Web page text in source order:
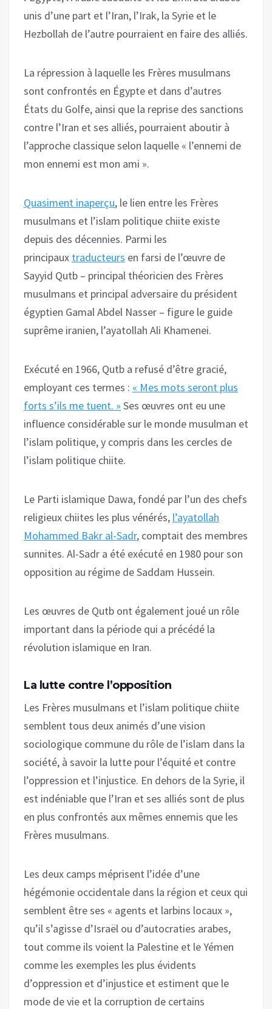
unis d’une part et l’Iran, l’Irak, la Syrie et le
Hezbollah de l’autre pourraient en faire des alliés.
La répression à laquelle les Frères musulmans
sont confrontés en Égypte et dans d’autres
États du Golfe, ainsi que la reprise des sanctions
contre l’Iran et ses alliés, pourraient aboutir à
l’approche classique selon laquelle « l’ennemi de
mon ennemi est mon ami ».
Quasiment inaperçu, le lien entre les Frères
musulmans et l’islam politique chiite existe
depuis des décennies. Parmi les
principaux traducteurs en farsi de l’œuvre de
Sayyid Qutb – principal théoricien des Frères
musulmans et principal adversaire du président
égyptien Gamal Abdel Nasser – figure le guide
suprême iranien, l’ayatollah Ali Khamenei.
Exécuté en 1966, Qutb a refusé d’être gracié,
employant ces termes : « Mes mots seront plus
forts s’ils me tuent. » Ses œuvres ont eu une
influence considérable sur le monde musulman et
l’islam politique, y compris dans les cercles de
l’islam politique chiite.
Le Parti islamique Dawa, fondé par l’un des chefs
religieux chiites les plus vénérés, l’ayatollah
Mohammed Bakr al-Sadr, comptait des membres
sunnites. Al-Sadr a été exécuté en 1980 pour son
opposition au régime de Saddam Hussein.
Les œuvres de Qutb ont également joué un rôle
important dans la période qui a précédé la
révolution islamique en Iran.
La lutte contre l’opposition
Les Frères musulmans et l’islam politique chiite
semblent tous deux animés d’une vision
sociologique commune du rôle de l’islam dans la
société, à savoir la lutte pour l’équité et contre
l’oppression et l’injustice. En dehors de la Syrie, il
est indéniable que l’Iran et ses alliés sont de plus
en plus confrontés aux mêmes ennemis que les
Frères musulmans.
Les deux camps méprisent l’idée d’une
hégémonie occidentale dans la région et ceux qui
semblent être ses « agents et larbins locaux »,
qu’il s’agisse d’Israël ou d’autocraties arabes,
tout comme ils voient la Palestine et le Yémen
comme les exemples les plus évidents
d’oppression et d’injustice et estiment que le
mode de vie et la corruption de certains